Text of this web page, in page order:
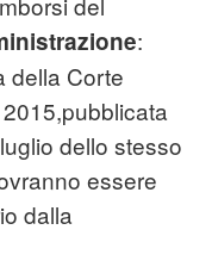
:
della Corte
dello stesso
essere
dalla